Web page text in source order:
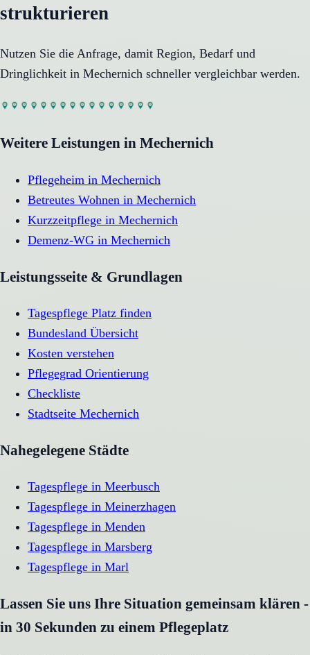
strukturieren
Nutzen Sie die Anfrage, damit Region, Bedarf und
Dringlichkeit in Mechernich schneller vergleichbar werden.
Weitere Leistungen in Mechernich
Pflegeheim in Mechernich
Betreutes Wohnen in Mechernich
Kurzzeitpflege in Mechernich
Demenz-WG in Mechernich
Leistungsseite & Grundlagen
Tagespflege Platz finden
Bundesland Übersicht
Kosten verstehen
Pflegegrad Orientierung
Checkliste
Stadtseite Mechernich
Nahegelegene Städte
Tagespflege in Meerbusch
Tagespflege in Meinerzhagen
Tagespflege in Menden
Tagespflege in Marsberg
Tagespflege in Marl
Lassen Sie uns Ihre Situation gemeinsam klären -
in 30 Sekunden zu einem Pflegeplatz